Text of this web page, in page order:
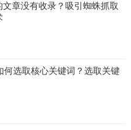
文章没有收录？吸引蜘蛛抓取
何选取核心关键词？选取关键